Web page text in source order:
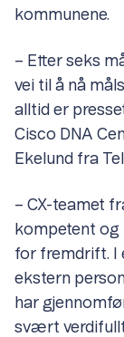
kommunene.
– Etter seks
vei til å nå
alltid er
Cisco DNA
Ekelund fra
– CX-teamet
kompetent og
for fremdrift. I
ekstern
har
svært